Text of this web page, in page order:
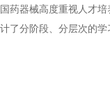
国药器械高度重视人才
计了分阶段、分层次的